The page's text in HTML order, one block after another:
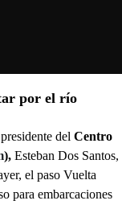
por el río
del Centro
), Esteban Dos Santos,
el paso Vuelta
para embarcaciones